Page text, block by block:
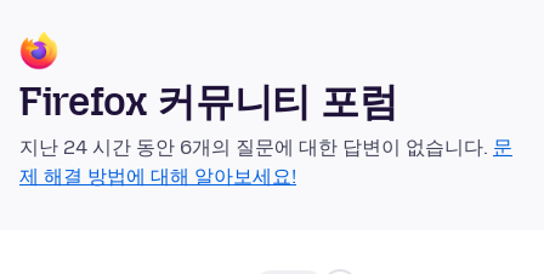
Firefox 커뮤니티 포럼
지난 24 시간 동안 6개의 질문에 대한 답변이 없습니다. 문
제 해결 방법에 대해 알아보세요!